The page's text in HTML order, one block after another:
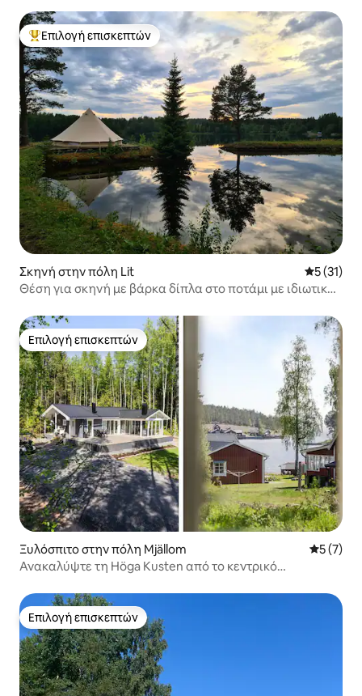
Κορυφαία επιλογή επισκεπτών
Επιλογή επισκεπτών
Σκηνή στην πόλη Lit Μέση
5 (31)
Θέση για σκηνή με βάρκα δίπλα στο ποτάμι με ιδιωτική
Επιλογή επισκεπτών
Επιλογή επισκεπτών
Ξυλόσπιτο στην πόλη Mjällom Μέση
5 (7)
Ανακαλύψτε τη Höga Kusten από το κεντρικό
Επιλογή επισκεπτών
Επιλογή επισκεπτών